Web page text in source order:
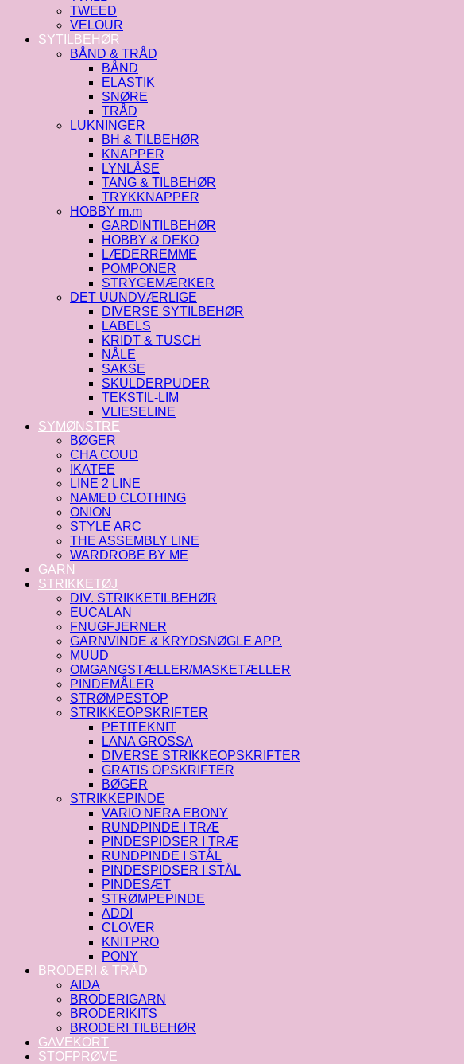
TWEED
VELOUR
SYTILBEHØR
BÅND & TRÅD
BÅND
ELASTIK
SNØRE
TRÅD
LUKNINGER
BH & TILBEHØR
KNAPPER
LYNLÅSE
TANG & TILBEHØR
TRYKKNAPPER
HOBBY m.m
GARDINTILBEHØR
HOBBY & DEKO
LÆDERREMME
POMPONER
STRYGEMÆRKER
DET UUNDVÆRLIGE
DIVERSE SYTILBEHØR
LABELS
KRIDT & TUSCH
NÅLE
SAKSE
SKULDERPUDER
TEKSTIL-LIM
VLIESELINE
SYMØNSTRE
BØGER
CHA COUD
IKATEE
LINE 2 LINE
NAMED CLOTHING
ONION
STYLE ARC
THE ASSEMBLY LINE
WARDROBE BY ME
GARN
STRIKKETØJ
DIV. STRIKKETILBEHØR
EUCALAN
FNUGFJERNER
GARNVINDE & KRYDSNØGLE APP.
MUUD
OMGANGSTÆLLER/MASKETÆLLER
PINDEMÅLER
STRØMPESTOP
STRIKKEOPSKRIFTER
PETITEKNIT
LANA GROSSA
DIVERSE STRIKKEOPSKRIFTER
GRATIS OPSKRIFTER
BØGER
STRIKKEPINDE
VARIO NERA EBONY
RUNDPINDE I TRÆ
PINDESPIDSER I TRÆ
RUNDPINDE I STÅL
PINDESPIDSER I STÅL
PINDESÆT
STRØMPEPINDE
ADDI
CLOVER
KNITPRO
PONY
BRODERI & TRÅD
AIDA
BRODERIGARN
BRODERIKITS
BRODERI TILBEHØR
GAVEKORT
STOFPRØVE